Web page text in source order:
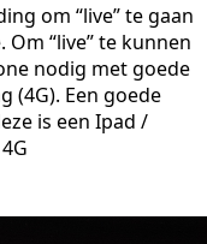
om “live” te gaan
“live” te kunnen
nodig met goede
(4G). Een goede
is een Ipad /